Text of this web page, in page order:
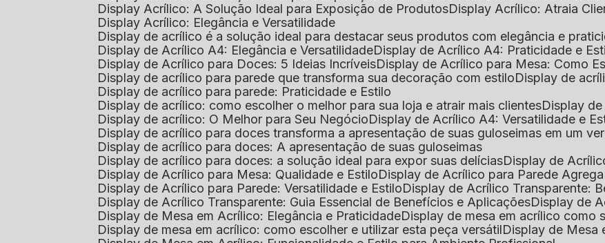
Display Acrílico: A Solução Ideal para Exposição de Produtos
Display Acrílico: Atraia
Display Acrílico: Elegância e Versatilidade
Display de acrílico é a solução ideal para destacar seus produtos com elegância e
Display de Acrílico A4: Elegância e Versatilidade
Display de Acrílico A4: Praticidade e
Display de Acrílico para Doces: 5 Ideias Incríveis
Display de Acrílico para Mesa: Como
Display de acrílico para parede que transforma sua decoração com estilo
Display de
Display de acrílico para parede: Praticidade e Estilo
Display de acrílico: como escolher o melhor para sua loja e atrair mais clientes
Display
Display de acrílico: O Melhor para Seu Negócio
Display de Acrílico A4: Versatilidade e
Display de acrílico para doces transforma a apresentação de suas guloseimas em um
Display de acrílico para doces: A apresentação de suas guloseimas
Display de acrílico para doces: a solução ideal para expor suas delícias
Display de
Display de Acrílico para Mesa: Qualidade e Estilo
Display de Acrílico para Parede
Display de Acrílico para Parede: Versatilidade e Estilo
Display de Acrílico Transparente:
Display de Acrílico Transparente: Guia Essencial de Benefícios e Aplicações
Display de
Display de Mesa em Acrílico: Elegância e Praticidade
Display de mesa em acrílico
Display de mesa em acrílico: como escolher e utilizar esta peça versátil
Display de